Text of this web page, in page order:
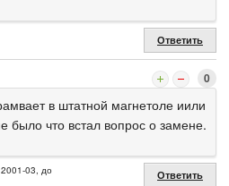
Ответить
0
в штатной магнетоле иили
было что встал вопрос о замене.
03, до
Ответить